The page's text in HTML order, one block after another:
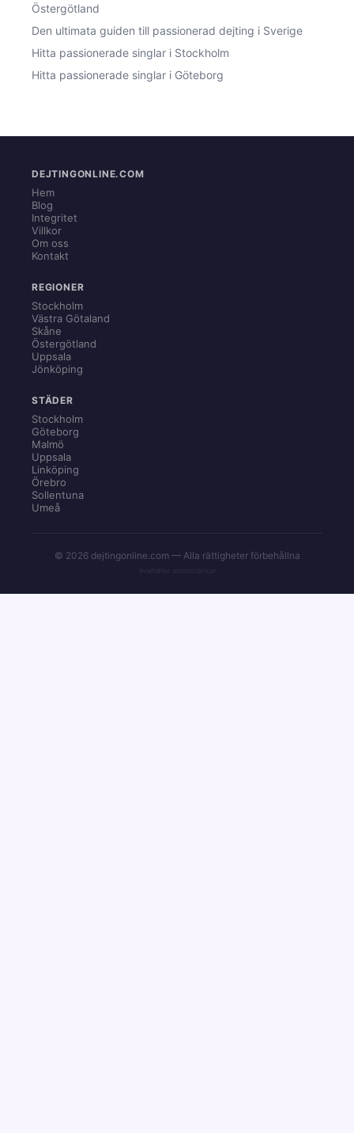
Östergötland
Den ultimata guiden till passionerad dejting i Sverige
Hitta passionerade singlar i Stockholm
Hitta passionerade singlar i Göteborg
DEJTINGONLINE.COM
Hem
Blog
Integritet
Villkor
Om oss
Kontakt
REGIONER
Stockholm
Västra Götaland
Skåne
Östergötland
Uppsala
Jönköping
STÄDER
Stockholm
Göteborg
Malmö
Uppsala
Linköping
Örebro
Sollentuna
Umeå
© 2026 dejtingonline.com — Alla rättigheter förbehållna